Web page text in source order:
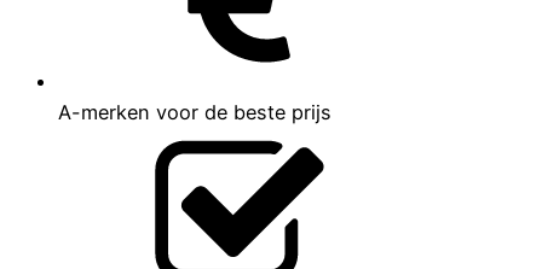
A-merken voor de beste prijs